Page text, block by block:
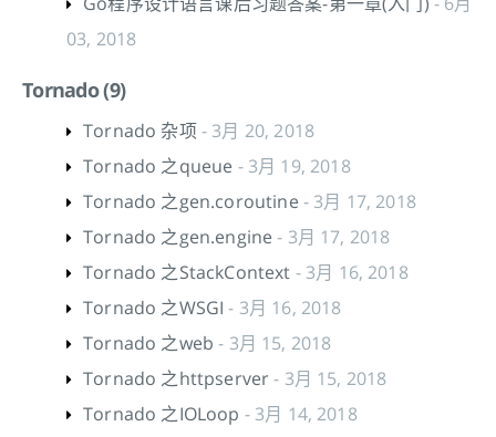
03, 2018
Tornado (9)
Tornado 杂项- 3月 20, 2018
Tornado 之queue - 3月 19, 2018
Tornado 之gen.coroutine - 3月 17, 2018
Tornado 之gen.engine - 3月 17, 2018
Tornado 之StackContext - 3月 16, 2018
Tornado 之WSGI - 3月 16, 2018
Tornado 之web - 3月 15, 2018
Tornado 之httpserver- 3月 15, 2018
Tornado 之IOLoop - 3月 14, 2018